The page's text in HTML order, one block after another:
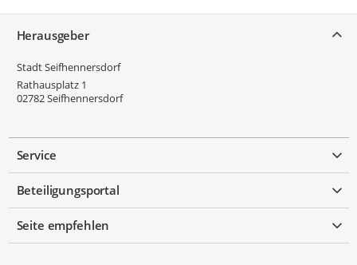
Herausgeber
Stadt Seifhennersdorf
Rathausplatz 1
02782Seifhennersdorf
Service
Beteiligungsportal
Seite empfehlen